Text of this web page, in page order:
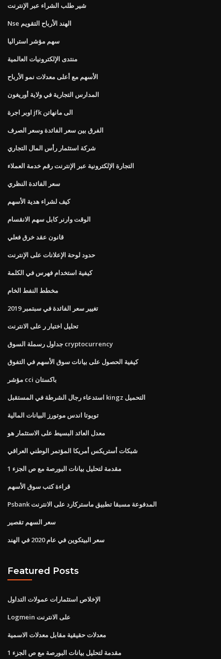
شير طلب الشراء عبر الإنترنت
Nse الهند الأرباح التقويم
سهم مؤشر استراليا
منتدى الإلكترونيات العالمية
الأسهم مع أعلى معدلات نمو الأرباح
المدارس التجارية في ولاية أوريغون
اوبر اجرة jfk الى مانهاتن
الفرق بين سعر الفائدة وسعر الصرف
شركة استثمار رأس المال التجاري
التجارة الإلكترونية عبر الإنترنت رقم خدمة العملاء
سعر الفائدة النظري
كيف لشراء هدية الأسهم
الوقت وارنر كابل سهم الانقسام
قانون عقد خرق فعلي
حدود لوحة الإعلانات على الإنترنت
كيفية استخدام فهرس في الكلمة
مخطط النفط الخام
تغيير سعر الفائدة في سبتمبر 2019
تحليل اختبار ر على الانترنت
جداول رسملة السوق cryptocurrency
كيفية الحصول على بيانات سوق الأسهم في التفوق
مؤشر cci باكستان
استدعاء رجال الشرطة في المستقبل kingz التحميل
تويوتا اندس موتورز البيانات المالية
معدل العائد البسيط على الاستثمار هو
شبكات أستريكس أمريكا المؤتمر الوطني العراقي
مقدمة لتحليل بيانات البورصة مع ص الجزء 1
قراءة كتب سوق الأسهم
Psbank المدفوعة مسبقا تطبيق ماستركارد على الانترنت
سعر السهم تقصير
سعر البيتكوين في عام 2020 في الهند
Featured Posts
الإخلاص استثمارات عمولات التداول
Logmein على الانترنت
معدلات حقيقية مقابل معدلات الاسمية
مقدمة لتحليل بيانات البورصة مع ص الجزء 1